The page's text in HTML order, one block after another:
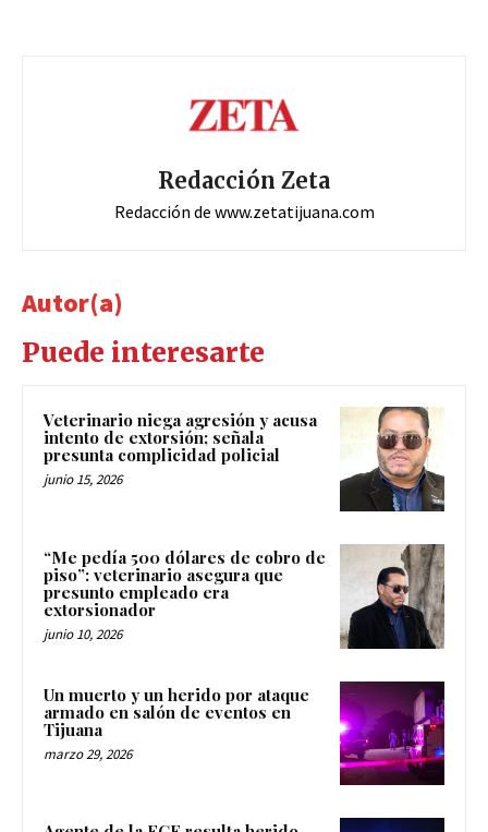
Redacción Zeta
Redacción de www.zetatijuana.com
Autor(a)
Puede interesarte
Veterinario niega agresión y acusa
intento de extorsión; señala
presunta complicidad policial
junio 15, 2026
“Me pedía 500 dólares de cobro de
piso”: veterinario asegura que
presunto empleado era
extorsionador
junio 10, 2026
Un muerto y un herido por ataque
armado en salón de eventos en
Tijuana
marzo 29, 2026